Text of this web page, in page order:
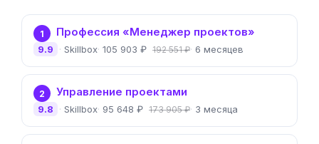
1 Профессия «Менеджер проектов»
Skillbox 105 903 ₽ 192 551 ₽ 6 месяцев
9.9
2 Управление проектами
Skillbox 95 648 ₽ 173 905 ₽ 3 месяца
9.8